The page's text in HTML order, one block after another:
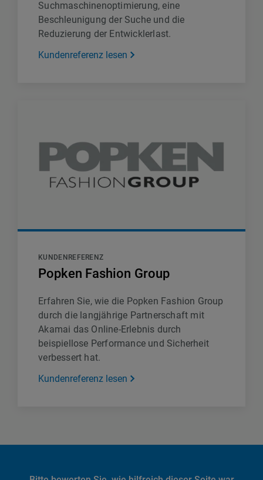
Suchmaschinenoptimierung, eine
Beschleunigung der Suche und die
Reduzierung der Entwicklerlast.
Kundenreferenz lesen
KUNDENREFERENZ
Popken Fashion Group
Erfahren Sie, wie die Popken Fashion Group
durch die langjährige Partnerschaft mit
Akamai das Online-Erlebnis durch
beispiellose Performance und Sicherheit
verbessert hat.
Kundenreferenz lesen